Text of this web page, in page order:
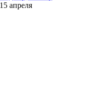
15 апреля